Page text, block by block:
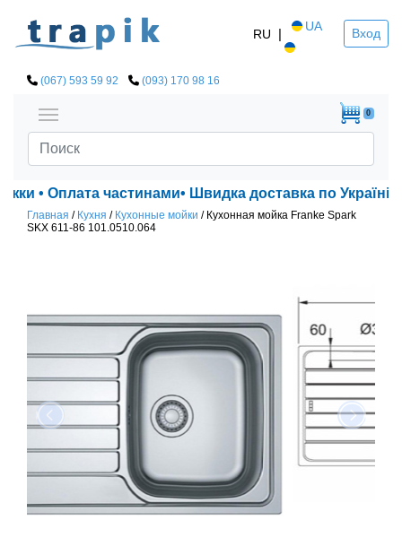
RU | UA Вход
(067) 593 59 92 (093) 170 98 16
0
• Оплата частинами• Швидка доставка по Україні!
Главная / Кухня / Кухонные мойки / Кухонная мойка Franke Spark
SKX 611-86 101.0510.064